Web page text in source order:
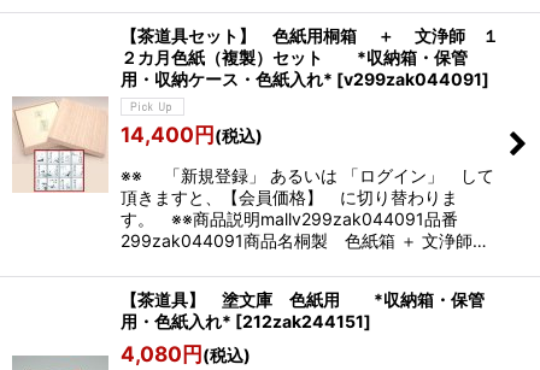
【茶道具セット】 色紙用桐箱 ＋ 文浄師 １
２カ月色紙（複製）セット *収納箱・保管
用・収納ケース・色紙入れ* [v299zak044091]
14,400円(税込)
※※ 「新規登録」 あるいは 「ログイン」 して
頂きますと、【会員価格】 に切り替わりま
す。 ※※商品説明mallv299zak044091品番
299zak044091商品名桐製 色紙箱 ＋ 文浄師…
【茶道具】 塗文庫 色紙用 *収納箱・保管
用・色紙入れ* [212zak244151]
4,080円(税込)